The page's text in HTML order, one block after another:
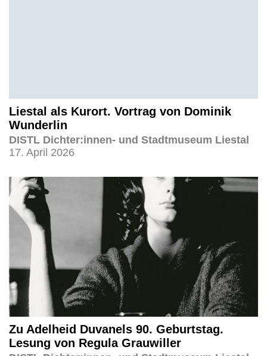
Liestal als Kurort. Vortrag von Dominik
Wunderlin
DISTL Dichter:innen- und Stadtmuseum Liestal
17. April 2026
Zu Adelheid Duvanels 90. Geburtstag.
Lesung von Regula Grauwiller